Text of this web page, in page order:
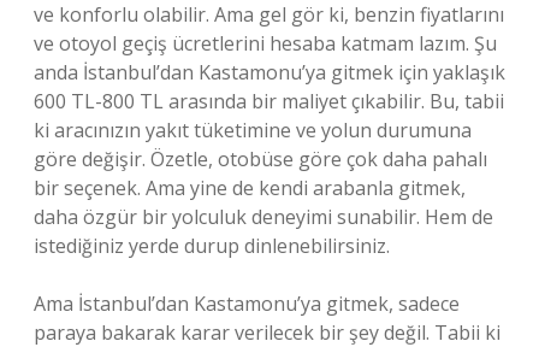
ve konforlu olabilir. Ama gel gör ki, benzin fiyatlarını
ve otoyol geçiş ücretlerini hesaba katmam lazım. Şu
anda İstanbul’dan Kastamonu’ya gitmek için yaklaşık
600 TL-800 TL arasında bir maliyet çıkabilir. Bu, tabii
ki aracınızın yakıt tüketimine ve yolun durumuna
göre değişir. Özetle, otobüse göre çok daha pahalı
bir seçenek. Ama yine de kendi arabanla gitmek,
daha özgür bir yolculuk deneyimi sunabilir. Hem de
istediğiniz yerde durup dinlenebilirsiniz.
Ama İstanbul’dan Kastamonu’ya gitmek, sadece
paraya bakarak karar verilecek bir şey değil. Tabii ki